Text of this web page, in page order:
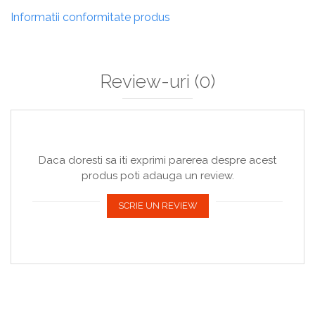
Informatii conformitate produs
Review-uri (0)
Daca doresti sa iti exprimi parerea despre acest
produs poti adauga un review.
SCRIE UN REVIEW